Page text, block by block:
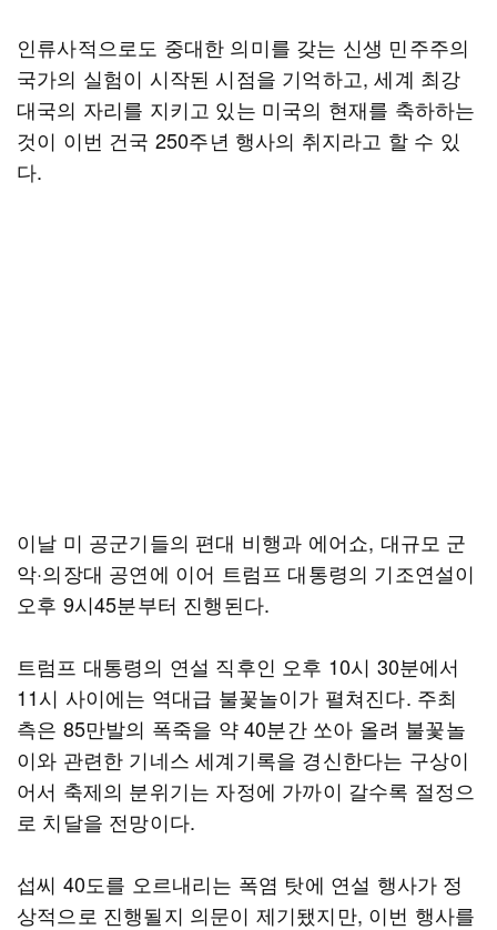
인류사적으로도 중대한 의미를 갖는 신생 민주주의
국가의 실험이 시작된 시점을 기억하고, 세계 최강
대국의 자리를 지키고 있는 미국의 현재를 축하하는
것이 이번 건국 250주년 행사의 취지라고 할 수 있
다.
이날 미 공군기들의 편대 비행과 에어쇼, 대규모 군
악·의장대 공연에 이어 트럼프 대통령의 기조연설이
오후 9시45분부터 진행된다.
트럼프 대통령의 연설 직후인 오후 10시 30분에서
11시 사이에는 역대급 불꽃놀이가 펼쳐진다. 주최
측은 85만발의 폭죽을 약 40분간 쏘아 올려 불꽃놀
이와 관련한 기네스 세계기록을 경신한다는 구상이
어서 축제의 분위기는 자정에 가까이 갈수록 절정으
로 치달을 전망이다.
섭씨 40도를 오르내리는 폭염 탓에 연설 행사가 정
상적으로 진행될지 의문이 제기됐지만, 이번 행사를